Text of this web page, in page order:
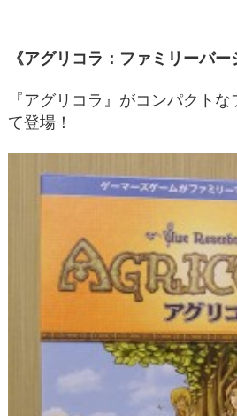
《アグリコラ：ファミリーバー
『アグリコラ』がコンパクト
て登場！